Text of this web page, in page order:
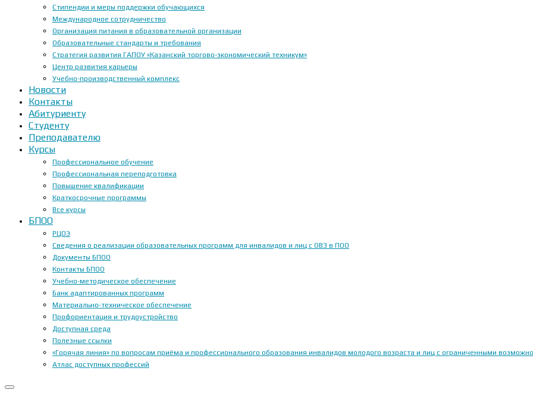
Стипендии и меры поддержки обучающихся
Международное сотрудничество
Организация питания в образовательной организации
Образовательные стандарты и требования
Стратегия развития ГАПОУ «Казанский торгово-экономический техникум»
Центр развития карьеры
Учебно-производственный комплекс
Новости
Контакты
Абитуриенту
Студенту
Преподавателю
Курсы
Профессиональное обучение
Профессиональная переподготовка
Повышение квалификации
Краткосрочные программы
Все курсы
БПОО
РЦОЭ
Сведения о реализации образовательных программ для инвалидов и лиц с ОВЗ в ПОО
Документы БПОО
Контакты БПОО
Учебно-методическое обеспечение
Банк адаптированных программ
Материально-техническое обеспечение
Профориентация и трудоустройство
Доступная среда
Полезные ссылки
«Горячая линия» по вопросам приёма и профессионального образования инвалидов молодого возраста и лиц с ограниченными
Атлас доступных профессий